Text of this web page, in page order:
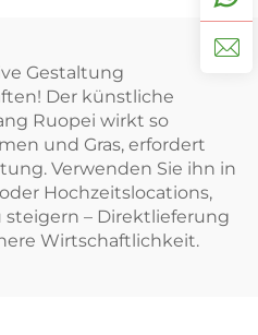
Gestaltung
Der künstliche
Ruopei wirkt so
und Gras, erfordert
Verwenden Sie ihn in
Hochzeitslocations,
steigern – Direktlieferung
Wirtschaftlichkeit.